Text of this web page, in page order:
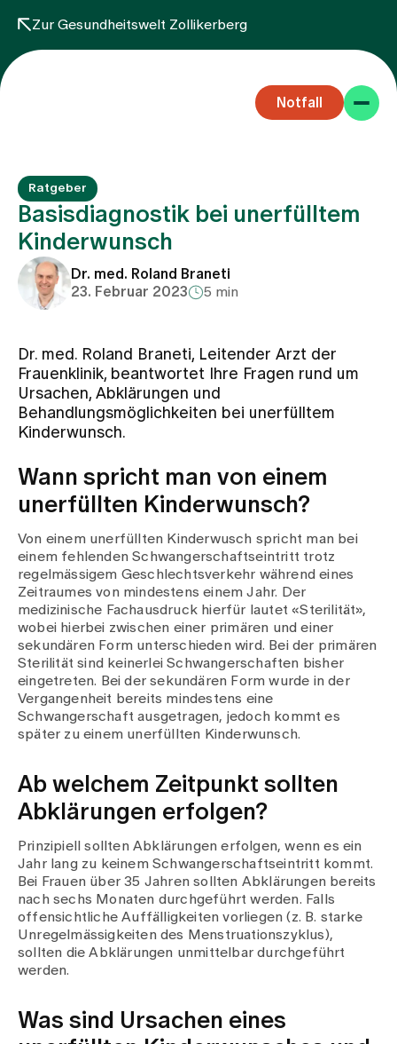
Zur Gesundheitswelt Zollikerberg
Notfall
Fachbereiche
Team
Events
Über uns
Aktuelles
Jobs & Karriere
Blog
Medien
Publikationen
Ratgeber
Basisdiagnostik bei unerfülltem
Kinderwunsch
Dr. med. Roland Braneti
23. Februar 2023
5 min
Dr. med. Roland Braneti, Leitender Arzt der
Frauenklinik, beantwortet Ihre Fragen rund um
Ursachen, Abklärungen und
Behandlungsmöglichkeiten bei unerfülltem
Kinderwunsch.
Wann spricht man von einem
unerfüllten Kinderwunsch?
Von einem unerfüllten Kinderwusch spricht man bei
einem fehlenden Schwangerschaftseintritt trotz
regelmässigem Geschlechtsverkehr während eines
Zeitraumes von mindestens einem Jahr. Der
medizinische Fachausdruck hierfür lautet «Sterilität»,
wobei hierbei zwischen einer primären und einer
sekundären Form unterschieden wird. Bei der primären
Sterilität sind keinerlei Schwangerschaften bisher
eingetreten. Bei der sekundären Form wurde in der
Vergangenheit bereits mindestens eine
Schwangerschaft ausgetragen, jedoch kommt es
später zu einem unerfüllten Kinderwunsch.
Ab welchem Zeitpunkt sollten
Abklärungen erfolgen?
Prinzipiell sollten Abklärungen erfolgen, wenn es ein
Jahr lang zu keinem Schwangerschaftseintritt kommt.
Bei Frauen über 35 Jahren sollten Abklärungen bereits
nach sechs Monaten durchgeführt werden. Falls
offensichtliche Auffälligkeiten vorliegen (z. B. starke
Unregelmässigkeiten des Menstruationszyklus),
sollten die Abklärungen unmittelbar durchgeführt
werden.
Was sind Ursachen eines